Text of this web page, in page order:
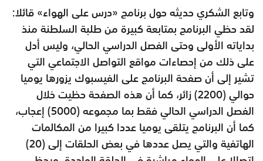
وتابع الشكري حديثه حول برنامج «درس على الهواء» قائلا:
لقد حظي البرنامج بمتابعة كبيرة من طلبة السلطنة منذ
بداياته الأولى وحتى الفصل الدراسي الحالي، وليس أدل
على ذلك من إحصاءات مواقع التواصل الاجتماعي التي
تشير إلى أن صفحة البرنامج على الفيسبوك يزورها يوميا
حوالي (2200) زائر، كما أن هذه الصفحة حظيت خلال
الفصل الدراسي الحالي فقط بما مجموعه (5000) إعجاب،
كما أن البرنامج يتلقى يوميا عددا كبيرا من المكالمات
الهاتفية والتي يصل عددها في بعض الحلقات إلى (20)